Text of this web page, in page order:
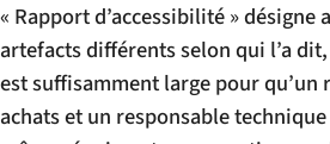
« Rapport d’accessibilité » désigne
artefacts différents selon qui l’a
est suffisamment large pour qu’un
achats et un responsable